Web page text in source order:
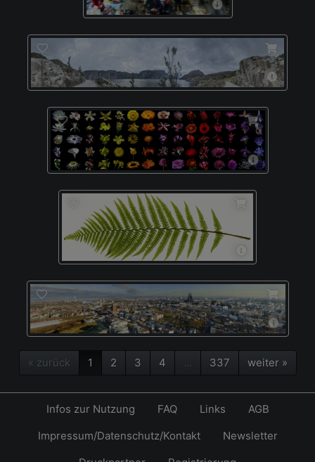
« zurück 1 2 3 4 … 337 weiter »
Infos zur Nutzung FAQ Links
AGB
Impressum/Datenschutz/Kontakt
Newsletter